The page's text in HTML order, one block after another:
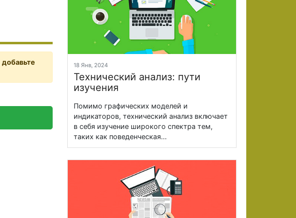
добавьте
18 Янв, 2024
Технический анализ: пути
изучения
Помимо графических моделей и
индикаторов, технический анализ включает
в себя изучение широкого спектра тем,
таких как поведенческая...